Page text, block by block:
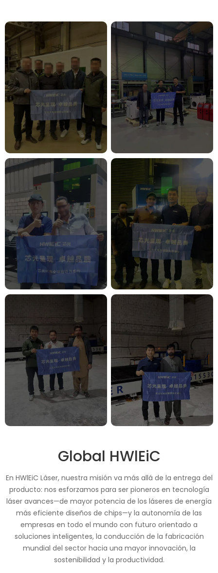
Global HWlEiC
En HWlEiC Láser, nuestra misión va más allá de la entrega del
producto: nos esforzamos para ser pioneros en tecnología
láser avances—de mayor potencia de los láseres de energía
más eficiente diseños de chips—y la autonomía de las
empresas en todo el mundo con futuro orientado a
soluciones inteligentes, la conducción de la fabricación
mundial del sector hacia una mayor innovación, la
sostenibilidad y la productividad.